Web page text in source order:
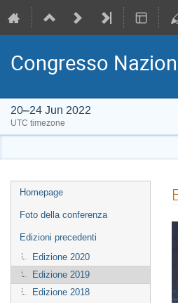
Congresso
20–24 Jun 2022
UTC timezone
Event
menu
Homepage
Foto della conferenza
Edizioni precedenti
Edizione 2020
Edizione 2019
Edizione 2018